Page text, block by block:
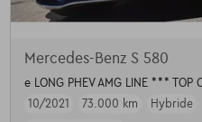
Mercedes-Benz S 580
e LONG PHEV AMG LINE *** TOP
10/2021
73.000 km Hybride